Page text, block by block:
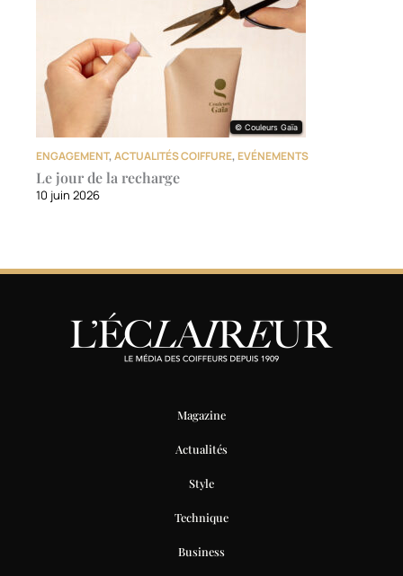
© Couleurs Gaïa
© Couleurs Gaïa
ENGAGEMENT,ACTUALITÉS COIFFURE, EVÉNEMENTS
Le jour de la recharge
10 juin 2026
Magazine
Actualités
Style
Technique
Business